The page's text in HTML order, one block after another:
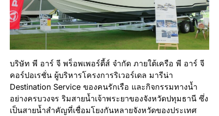
บริษัท พี อาร์ จี พร็อพเพอร์ตี้ส์ จำกัด ภายใต้เครือ พี อาร์ จี
คอร์ปอเรชั่น ผู้บริหารโครงการริเวอร์เดล มารีน่า
Destination Service ของคนรักเรือ และกิจกรรมทางน้ำ
อย่างครบวงจร ริมสายน้ำเจ้าพระยาของจังหวัดปทุมธานี ซึ่ง
เป็นสายน้ำสำคัญที่เชื่อมโยงกันหลายจังหวัดของประเทศ